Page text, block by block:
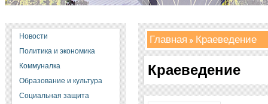
Новости
Политика и экономика
Коммуналка
Образование и культура
Социальная защита
Главная Краеведение
Краеведение